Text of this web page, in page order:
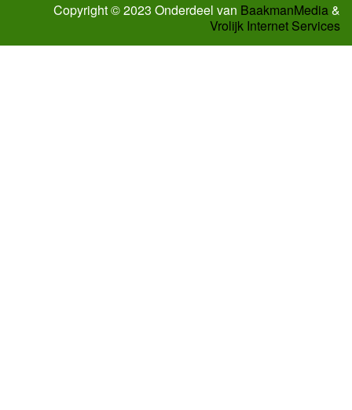
Copyright © 2023 Onderdeel van BaakmanMedia&
Vrolijk Internet Services